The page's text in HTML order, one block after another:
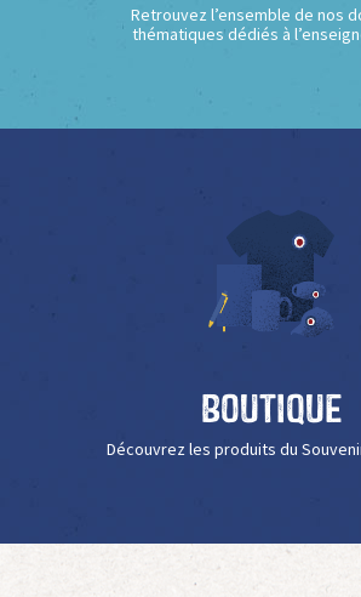
Retrouvez l’ensemble de nos
thématiques dédiés à
Boutique
Découvrez les produits du